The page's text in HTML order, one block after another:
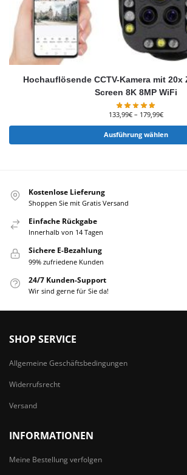
Hochauflösende CCTV-Kamera mit 20x
Screen 8K 8MP WiFi
133,99€ – 179,99€
Ausführung wählen
Kostenlose Lieferung
Shoppen Sie mit Gratis Versand
Einfache Rückgabe
Innerhalb von 14 Tagen
Sichere E-Bezahlung
99% zufriedene Kunden
24/7 Kunden-Support
Wir sind gerne für Sie da!
SHOP SERVICE
Allgemeine Geschäftsbedingungen
Widerrufsrecht
Versand
INFORMATIONEN
Meine Bestellung verfolgen